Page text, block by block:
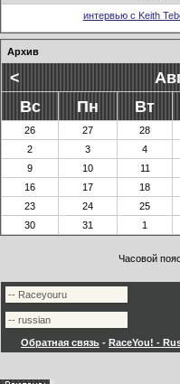
интервью с Keith
Архив
<
Вс
Пн Вт
26 27 28
2
3 4
9
10 11
16
17 18
23
24 25
30
31 1
Часовой
Обратная связь - RaceYou! -